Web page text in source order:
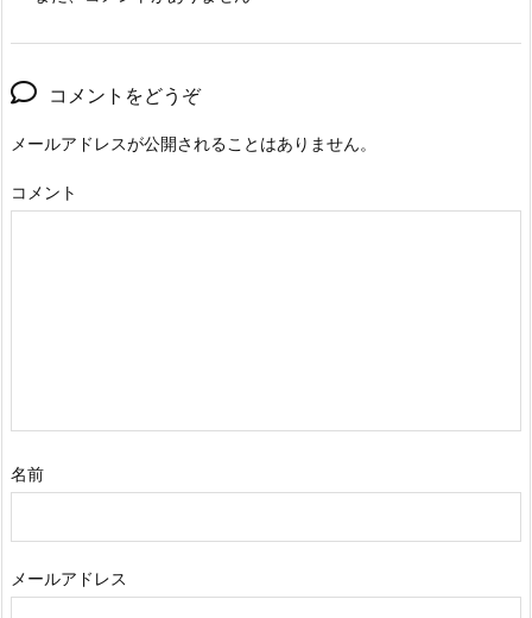
コメントをどうぞ
メールアドレスが公開されることはありません。
コメント
名前
メールアドレス